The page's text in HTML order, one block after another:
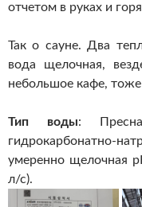
отчетом в руках и
Так о сауне. Два
вода щелочная,
небольшое кафе, тоже
Тип воды:
гидрокарбонатно-
умеренно щелочная
л/с).